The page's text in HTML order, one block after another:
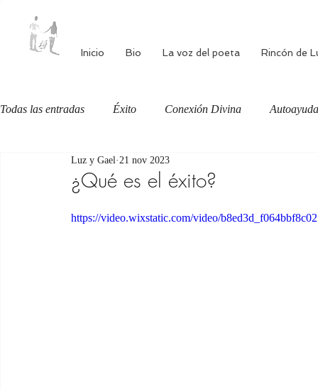
Inicio Bio La voz del poeta Rincón de
Todas las entradas Éxito Conexión Divina Autoayuda
Autoestima Alimentación consciente
¿Qué es el éxito?
Luz y Gael 21 nov 2023
https://video.wixstatic.com/video/